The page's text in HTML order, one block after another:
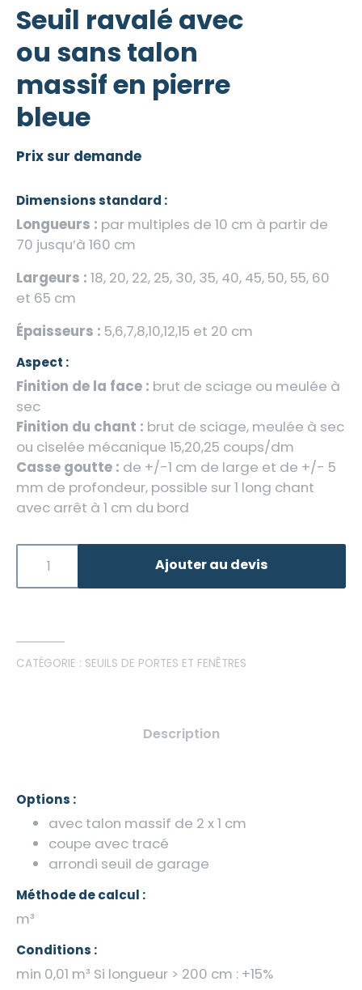
Seuil ravalé avec
ou sans talon
massif en pierre
bleue
Prix sur demande
Dimensions standard :
Longueurs : par multiples de 10 cm à partir de
70 jusqu’à 160 cm
Largeurs : 18, 20, 22, 25, 30, 35, 40, 45, 50, 55, 60
et 65 cm
Épaisseurs : 5,6,7,8,10,12,15 et 20 cm
Aspect :
Finition de la face : brut de sciage ou meulée à
sec
Finition du chant : brut de sciage, meulée à sec
ou ciselée mécanique 15,20,25 coups/dm
Casse goutte : de +/-1 cm de large et de +/- 5
mm de profondeur, possible sur 1 long chant
avec arrêt à 1 cm du bord
Ajouter au devis
CATÉGORIE : SEUILS DE PORTES ET FENÊTRES
Description
Options :
avec talon massif de 2 x 1 cm
coupe avec tracé
arrondi seuil de garage
Méthode de calcul :
m³
Conditions :
min 0,01 m³ Si longueur > 200 cm : +15%